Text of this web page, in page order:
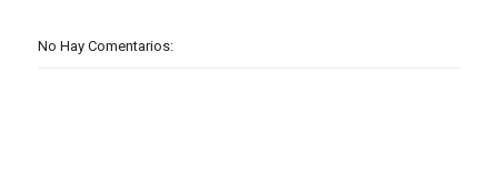
No Hay Comentarios: